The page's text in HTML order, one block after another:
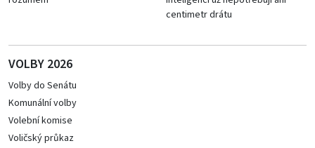
centimetr drátu
VOLBY 2026
Volby do Senátu
Komunální volby
Volební komise
Voličský průkaz